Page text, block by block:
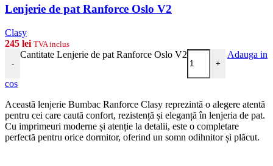
Lenjerie de pat Ranforce Oslo V2
Clasy
245 lei TVA inclus
-
Cantitate Lenjerie de pat Ranforce Oslo V2
+
Adauga in
cos
Această lenjerie Bumbac Ranforce Clasy reprezintă o alegere atentă
pentru cei care caută confort, rezistență și eleganță în lenjeria de pat.
Cu imprimeuri moderne și atenție la detalii, este o completare
perfectă pentru orice dormitor, oferind un somn odihnitor și plăcut.